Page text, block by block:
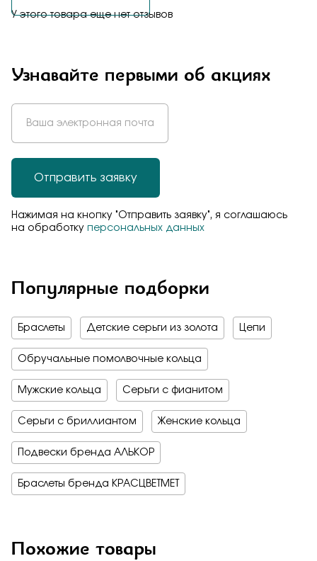
У этого товара еще нет отзывов
Узнавайте первыми об акциях
Отправить заявку
Нажимая на кнопку "Отправить заявку", я соглашаюсь
на обработку персональных данных
Популярные подборки
Браслеты Детские серьги из золота Цепи
Обручальные помолвочные кольца
Мужские кольца Серьги с фианитом
Серьги с бриллиантом Женские кольца
Подвески бренда АЛЬКОР
Браслеты бренда КРАСЦВЕТМЕТ
Похожие товары